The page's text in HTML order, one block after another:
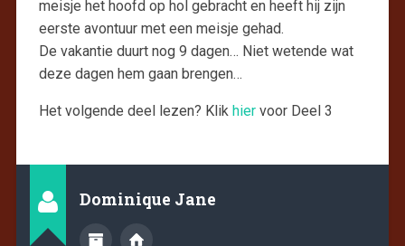
meisje het hoofd op hol gebracht en heeft hij zijn
eerste avontuur met een meisje gehad.
De vakantie duurt nog 9 dagen… Niet wetende wat
deze dagen hem gaan brengen…
Het volgende deel lezen? Klik hiervoor Deel 3
Dominique Jane